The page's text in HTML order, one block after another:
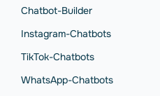
Chatbot-Builder
Instagram-Chatbots
TikTok-Chatbots
WhatsApp-Chatbots